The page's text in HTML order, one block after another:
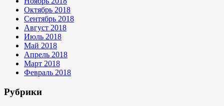
Октябрь 2018
Сентябрь 2018
Август 2018
Июль 2018
Май 2018
Апрель 2018
Март 2018
Февраль 2018
Рубрики